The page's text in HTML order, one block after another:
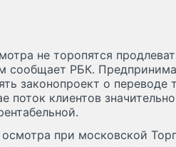
не торопятся
сообщает РБК.
законопроект о переводе
поток клиентов
при московской